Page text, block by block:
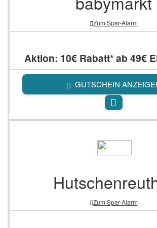
Zum Spar-Alarm
Aktion: 10€ Rabatt* ab 49€
GUTSCHEIN
Zum Spar-Alarm